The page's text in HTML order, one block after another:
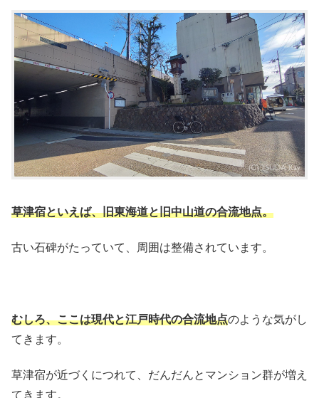
草津宿といえば、旧東海道と旧中山道の合流地点。
古い石碑がたっていて、周囲は整備されています。
むしろ、ここは現代と江戸時代の合流地点のような気がし
てきます。
草津宿が近づくにつれて、だんだんとマンション群が増え
てきます。